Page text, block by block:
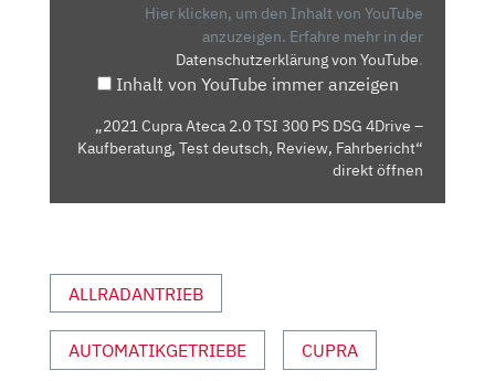
4DRIVE
FAHRBERICHT“
VON
YOUTUBE
ANZEIGEN
Hier klicken, um den Inhalt von YouTube
anzuzeigen. Erfahre mehr in der
Datenschutzerklärung von YouTube.
Inhalt von YouTube immer anzeigen
„2021 Cupra Ateca 2.0 TSI 300 PS DSG 4Drive –
Kaufberatung, Test deutsch, Review, Fahrbericht“
direkt öffnen
ALLRADANTRIEB
AUTOMATIKGETRIEBE CUPRA